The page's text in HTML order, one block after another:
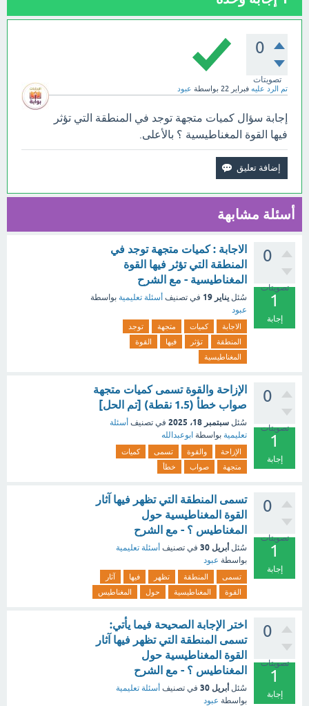
0
تصويتات
تم الرد عليه فبراير 22 بواسطة عبود
إجابة سؤال كميات متجهة توجد في المنطقة التي تؤثر
فيها القوة المغناطيسية ؟ بالأعلى.
أسئلة مشابهة
0
تصويتات
1
إجابة
الاجابة : كميات متجهة توجد في
المنطقة التي تؤثر فيها القوة
المغناطيسية - مع الشرح
سُئل يناير 19 في تصنيف أسئلة تعليمية بواسطة
عبود
الاجابة كميات متجهة
توجد
المنطقة
تؤثر فيها
القوة
المغناطيسية
0
تصويتات
1
إجابة
الإزاحة والقوة تسمى كميات متجهة
صواب خطأ (1.5 نقطة) [تم الحل]
سُئل سبتمبر 18، 2025 في تصنيف أسئلة
تعليمية بواسطة ابوعبدالله
الإزاحة والقوة تسمى
كميات
متجهة
صواب خطأ
0
تصويتات
1
إجابة
تسمى المنطقة التي تظهر فيها آثار
القوة المغناطيسية حول
المغناطيس ؟ - مع الشرح
سُئل أبريل 30 في تصنيف أسئلة تعليمية
بواسطة عبود
تسمى المنطقة تظهر فيها
آثار
القوة
المغناطيسية حول المغناطيس
0
تصويتات
1
إجابة
اختر الإجابة الصحيحة فيما يأتي:
تسمى المنطقة التي تظهر فيها آثار
القوة المغناطيسية حول
المغناطيس ؟ - مع الشرح
سُئل أبريل 30 في تصنيف أسئلة تعليمية
بواسطة عبود